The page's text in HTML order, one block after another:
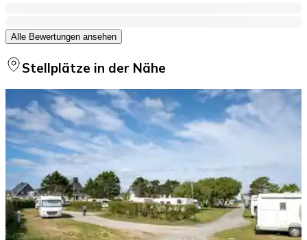
Alle Bewertungen ansehen
Stellplätze in der Nähe